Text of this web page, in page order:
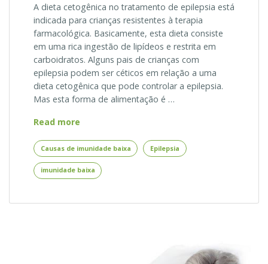
A dieta cetogênica no tratamento de epilepsia está
indicada para crianças resistentes à terapia
farmacológica. Basicamente, esta dieta consiste
em uma rica ingestão de lipídeos e restrita em
carboidratos. Alguns pais de crianças com
epilepsia podem ser céticos em relação a uma
dieta cetogênica que pode controlar a epilepsia.
Mas esta forma de alimentação é …
Read more
Cetogênica
no
Tratamento
Causas de imunidade baixa Epilepsia
imunidade baixa